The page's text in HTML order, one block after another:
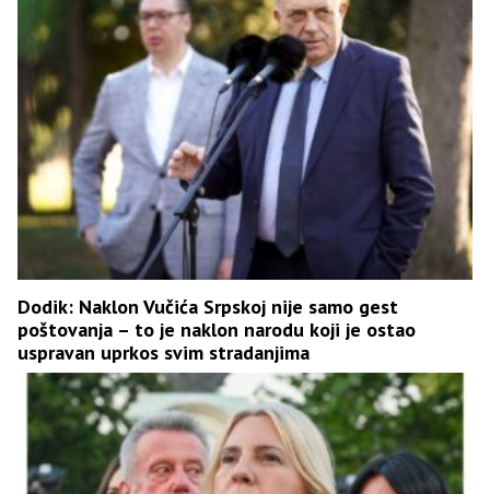
Dodik: Naklon Vučića Srpskoj nije samo gest
poštovanja – to je naklon narodu koji je ostao
uspravan uprkos svim stradanjima